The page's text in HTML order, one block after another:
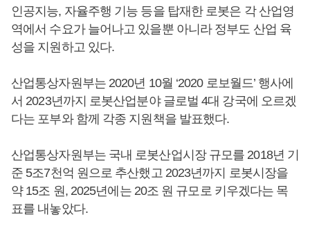
인공지능, 자율주행 기능 등을 탑재한 로봇은 각 산업영
역에서 수요가 늘어나고 있을뿐 아니라 정부도 산업 육
성을 지원하고 있다.
산업통상자원부는 2020년 10월 ‘2020 로보월드’ 행사에
서 2023년까지 로봇산업분야 글로벌 4대 강국에 오르겠
다는 포부와 함께 각종 지원책을 발표했다.
산업통상자원부는 국내 로봇산업시장 규모를 2018년 기
준 5조7천억 원으로 추산했고 2023년까지 로봇시장을
약 15조 원, 2025년에는 20조 원 규모로 키우겠다는 목
표를 내놓았다.